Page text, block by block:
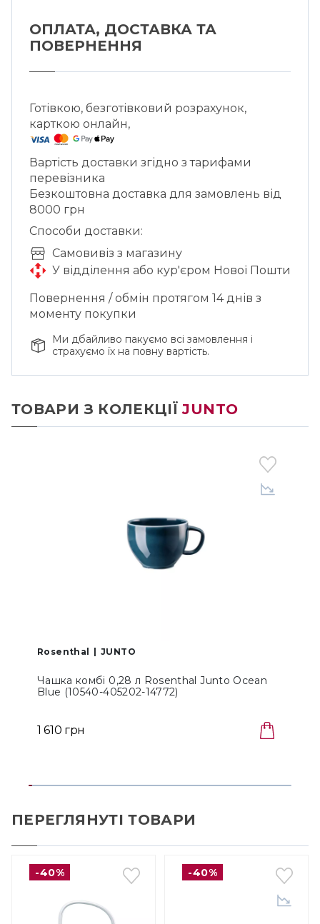
ОПЛАТА, ДОСТАВКА ТА
ПОВЕРНЕННЯ
Готівкою, безготівковий розрахунок,
карткою онлайн,
Вартість доставки згідно з тарифами
перевізника
Безкоштовна доставка для замовлень від
8000 грн
Способи доставки:
Cамовивіз з магазину
У відділення або кур'єром Нової Пошти
Повернення / обмін протягом 14 днів з
моменту покупки
Ми дбайливо пакуємо всі замовлення і
страхуємо їх на повну вартість.
ТОВАРИ З КОЛЕКЦІЇJUNTO
Rosenthal JUNTO
Чашка комбі 0,28 л Rosenthal Junto Ocean
Blue (10540-405202-14772)
1 610 грн
ПЕРЕГЛЯНУТІ ТОВАРИ
-40% -40%